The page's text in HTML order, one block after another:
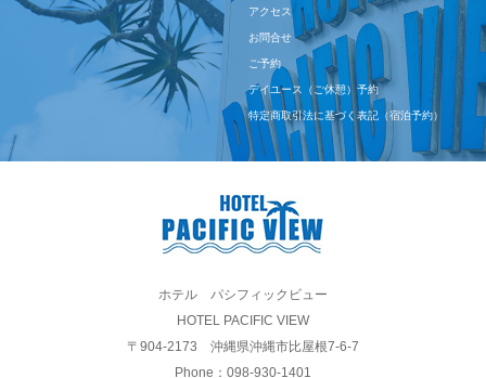
アクセス
お問合せ
ご予約
デイユース（ご休憩）予約
特定商取引法に基づく表記（宿泊予約）
ホテル パシフィックビュー
HOTEL PACIFIC VIEW
〒904-2173 沖縄県沖縄市比屋根7-6-7
Phone：098-930-1401